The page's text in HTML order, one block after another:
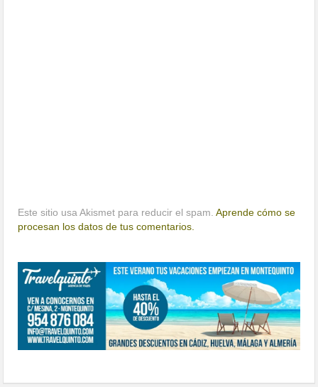
Este sitio usa Akismet para reducir el spam.Aprende cómo se
procesan los datos de tus comentarios.